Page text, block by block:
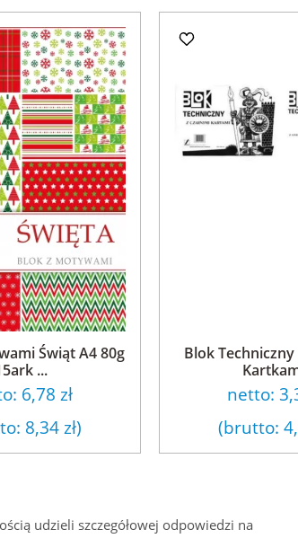
Świąt A4 80g
...
6,78 zł
8,34 zł)
Blok
netto:
(brutto:
udzieli szczegółowej odpowiedzi na